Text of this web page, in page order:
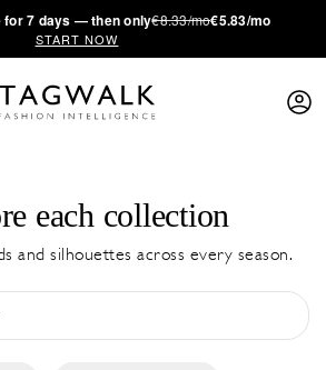
for 7 days — then only€8.33/mo€5.83/mo
START NOW
each collection
and silhouettes across every season.